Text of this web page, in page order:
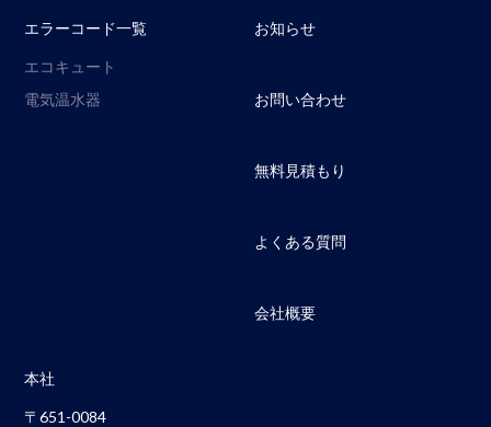
エラーコード一覧
エコキュート
電気温水器
お知らせ
お問い合わせ
無料見積もり
よくある質問
会社概要
本社
〒651-0084